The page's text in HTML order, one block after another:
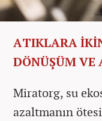
ATIKLARA
DÖNÜŞÜM
Miratorg, su
azaltmanın